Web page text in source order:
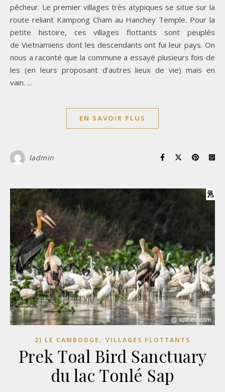
pêcheur. Le premier villages très atypiques se situe sur la
route reliant Kampong Cham au Hanchey Temple. Pour la
petite histoire, ces villages flottants sont peuplés
de Vietnamiens dont les descendants ont fui leur pays. On
nous a raconté que la commune a essayé plusieurs fois de
les (en leurs proposant d’autres lieux de vie) mais en
vain. …
EN SAVOIR PLUS
ladmin
2) LE CAMBODGE , VILLAGES FLOTTANTS
Prek Toal Bird Sanctuary
du lac Tonlé Sap